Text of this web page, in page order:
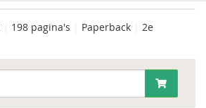
198 pagina's Paperback
2e